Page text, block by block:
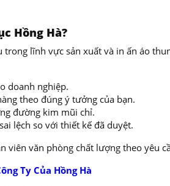
Hồng Hà?
lĩnh vực sản xuất và in ấn áo
doanh nghiệp.
theo đúng ý tưởng của bạn.
đường kim mũi chỉ.
lệch so với thiết kế đã duyệt.
viên văn phòng chất lượng theo yêu
Ty Của Hồng Hà